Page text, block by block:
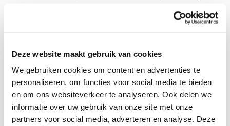
Deze website maakt gebruik van cookies
We gebruiken cookies om content en advertenties te
personaliseren, om functies voor social media te bieden
en om ons websiteverkeer te analyseren. Ook delen we
informatie over uw gebruik van onze site met onze
partners voor social media, adverteren en analyse. Deze
jouw eigen leven. Naast onze gesprekken geef ik
Ik kan je helpen met…
Angst en paniekklachten
Stress en burn-out
Effectief in je werk
Zingevingsvragen